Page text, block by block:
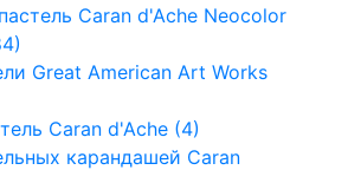
Caran d'Ache Neocolor
Great American Art Works
Caran d'Ache (4)
карандашей Caran